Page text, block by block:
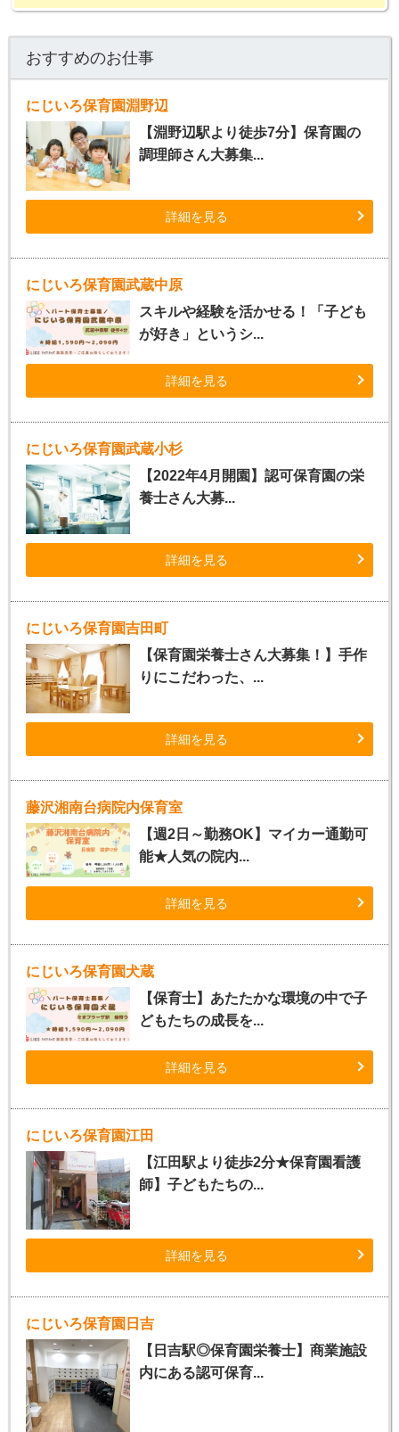
おすすめのお仕事
にじいろ保育園淵野辺
【淵野辺駅より徒歩7分】保育園の
調理師さん大募集...
詳細を見る
にじいろ保育園武蔵中原
スキルや経験を活かせる！「子ども
が好き」というシ...
詳細を見る
にじいろ保育園武蔵小杉
【2022年4月開園】認可保育園の栄
養士さん大募...
詳細を見る
にじいろ保育園吉田町
【保育園栄養士さん大募集！】手作
りにこだわった、...
詳細を見る
藤沢湘南台病院内保育室
【週2日～勤務OK】マイカー通勤可
能★人気の院内...
詳細を見る
にじいろ保育園犬蔵
【保育士】あたたかな環境の中で子
どもたちの成長を...
詳細を見る
にじいろ保育園江田
【江田駅より徒歩2分★保育園看護
師】子どもたちの...
詳細を見る
にじいろ保育園日吉
【日吉駅◎保育園栄養士】商業施設
内にある認可保育...